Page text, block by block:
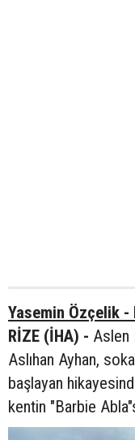
Yasemin Özçelik -
RİZE (İHA) - Aslen
Aslıhan Ayhan,
başlayan
kentin "Barbie